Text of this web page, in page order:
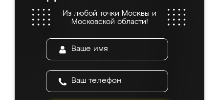
Из любой точки Москвы и
Московской области!